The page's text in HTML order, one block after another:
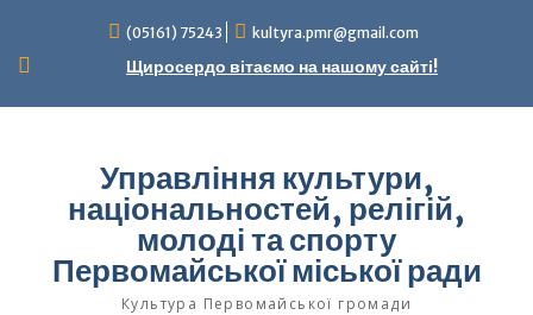
вмісту
(05161) 75243 kultyra.pmr@gmail.com
Щиросердо вітаємо на нашому сайті!
Управління культури,
національностей, релігій,
молоді та спорту
Первомайської міської ради
Культура Первомайcької громади